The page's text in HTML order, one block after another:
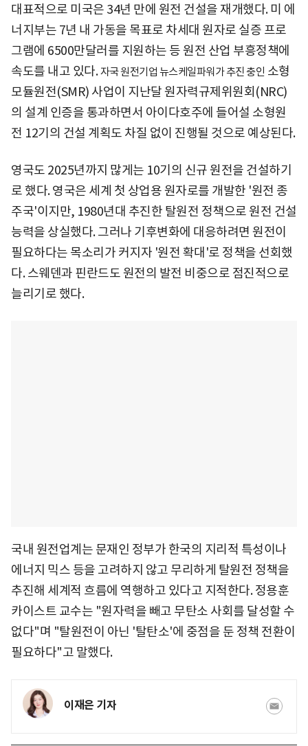
대표적으로 미국은 34년 만에 원전 건설을 재개했다. 미 에
너지부는 7년 내 가동을 목표로 차세대 원자로 실증 프로
그램에 6500만달러를 지원하는 등 원전 산업 부흥정책에
속도를 내고 있다.자국 원전기업 뉴스케일파워가 추진 충인 소형
모듈원전(SMR) 사업이 지난달 원자력규제위원회(NRC)
의 설계 인증을 통과하면서 아이다호주에 들어설 소형원
전 12기의 건설 계획도 차질 없이 진행될 것으로 예상된다.
영국도 2025년까지 많게는 10기의 신규 원전을 건설하기
로 했다. 영국은 세계 첫 상업용 원자로를 개발한 '원전 종
주국'이지만, 1980년대 추진한 탈원전 정책으로 원전 건설
능력을 상실했다. 그러나 기후변화에 대응하려면 원전이
필요하다는 목소리가 커지자 '원전 확대'로 정책을 선회했
다. 스웨덴과 핀란드도 원전의 발전 비중으로 점진적으로
늘리기로 했다.
국내 원전업계는 문재인 정부가 한국의 지리적 특성이나
에너지 믹스 등을 고려하지 않고 무리하게 탈원전 정책을
추진해 세계적 흐름에 역행하고 있다고 지적한다. 정용훈
카이스트 교수는 "원자력을 빼고 무탄소 사회를 달성할 수
없다"며 "탈원전이 아닌 '탈탄소'에 중점을 둔 정책 전환이
필요하다"고 말했다.
이재은 기자